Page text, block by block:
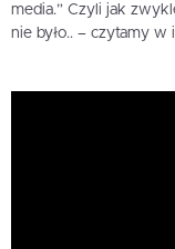
media.” Czyli jak
nie było.. – czytamy w